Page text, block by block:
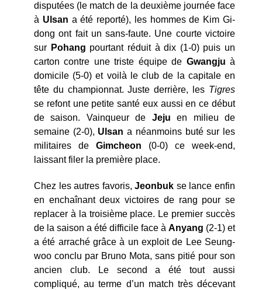
disputées (le match de la deuxième journée face
à Ulsan a été reporté), les hommes de Kim Gi-
dong ont fait un sans-faute. Une courte victoire
sur Pohang pourtant réduit à dix (1-0) puis un
carton contre une triste équipe de Gwangju à
domicile (5-0) et voilà le club de la capitale en
tête du championnat. Juste derrière, les Tigres
se refont une petite santé eux aussi en ce début
de saison. Vainqueur de Jeju en milieu de
semaine (2-0), Ulsan a néanmoins buté sur les
militaires de Gimcheon (0-0) ce week-end,
laissant filer la première place.
Chez les autres favoris,Jeonbuk se lance enfin
en enchaînant deux victoires de rang pour se
replacer à la troisième place. Le premier succès
de la saison a été difficile face à Anyang (2-1) et
a été arraché grâce à un exploit de Lee Seung-
woo conclu par Bruno Mota, sans pitié pour son
ancien club. Le second a été tout aussi
compliqué, au terme d’un match très décevant